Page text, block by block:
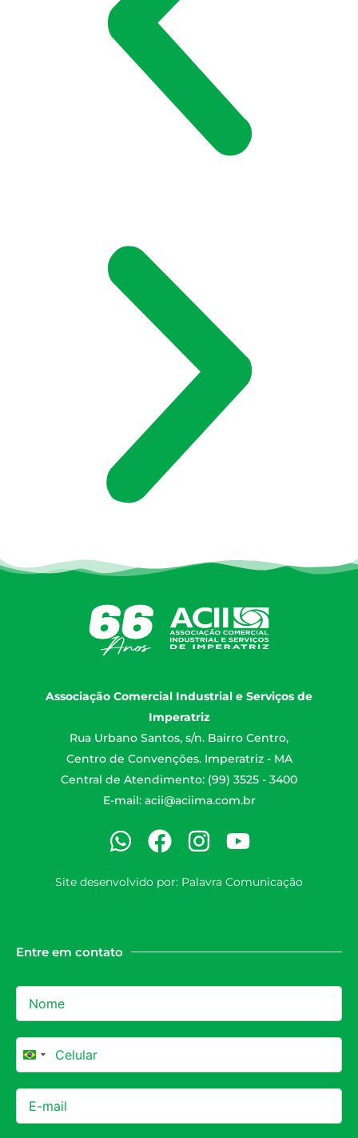
Associação Comercial Industrial e Serviços de
Imperatriz
Rua Urbano Santos, s/n. Bairro Centro,
Centro de Convenções. Imperatriz - MA
Central de Atendimento: (99) 3525 - 3400
E-mail: acii@aciima.com.br
Site desenvolvido por: Palavra Comunicação
Entre em contato
Brazil +55